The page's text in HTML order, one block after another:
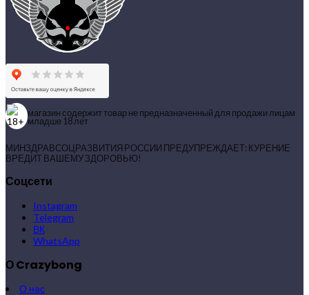
магазин содержит товар не предназначенный для продажи лицам
младше 18 лет
МИНЗДРАВСОЦРАЗВИТИЯ РОССИИ ПРЕДУПРЕЖДАЕТ: КУРЕНИЕ
ВРЕДИТ ВАШЕМУ ЗДОРОВЬЮ!
Соцсети
Instagram
Telegram
ВК
WhatsApp
О Crazybong
О нас